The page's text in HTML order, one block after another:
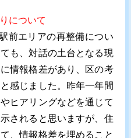
について
前エリアの再整備につい
も、対話の土台となる現
情報格差があり、区の考
感じました。昨年一年間
ヒアリングなどを通じて
されると思いますが、住
、情報格差を埋めること